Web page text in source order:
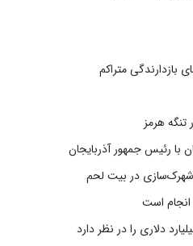
بازدارندگی متراکم
هرمز
با رئیس جمهور آذربایجان
در بیت‌ لحم
انجام است